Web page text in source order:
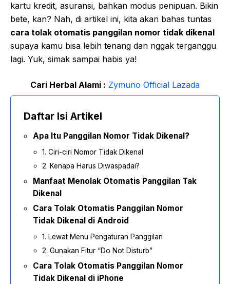
kartu kredit, asuransi, bahkan modus penipuan. Bikin
bete, kan? Nah, di artikel ini, kita akan bahas tuntas
cara tolak otomatis panggilan nomor tidak dikenal
supaya kamu bisa lebih tenang dan nggak terganggu
lagi. Yuk, simak sampai habis ya!
Cari Herbal Alami : Zymuno Official Lazada
Daftar Isi Artikel
Apa Itu Panggilan Nomor Tidak Dikenal?
1. Ciri-ciri Nomor Tidak Dikenal
2. Kenapa Harus Diwaspadai?
Manfaat Menolak Otomatis Panggilan Tak
Dikenal
Cara Tolak Otomatis Panggilan Nomor
Tidak Dikenal di Android
1. Lewat Menu Pengaturan Panggilan
2. Gunakan Fitur “Do Not Disturb”
Cara Tolak Otomatis Panggilan Nomor
Tidak Dikenal di iPhone